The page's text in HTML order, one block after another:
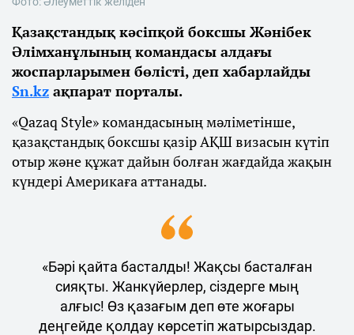
Қазақстандық кәсіпқой боксшы Жәнібек
Әлімханұлының командасы алдағы
жоспарларымен бөлісті, деп хабарлайды
Sn.kz ақпарат порталы.
«Qazaq Style» командасының мәліметінше,
қазақстандық боксшы қазір АҚШ визасын күтіп
отыр және құжат дайын болған жағдайда жақын
күндері Америкаға аттанады.
«Бәрі қайта басталды! Жақсы басталған
сияқты. Жанкүйерлер, сіздерге мың
алғыс! Өз қазағым деп өте жоғары
деңгейде қолдау көрсетіп жатырсыздар.